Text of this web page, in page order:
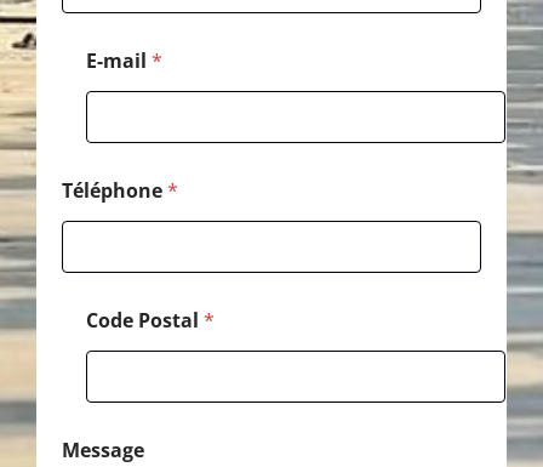
E-mail *
a
l
P
o
s
t
a
l
*
Téléphone*
Code Postal *
Message